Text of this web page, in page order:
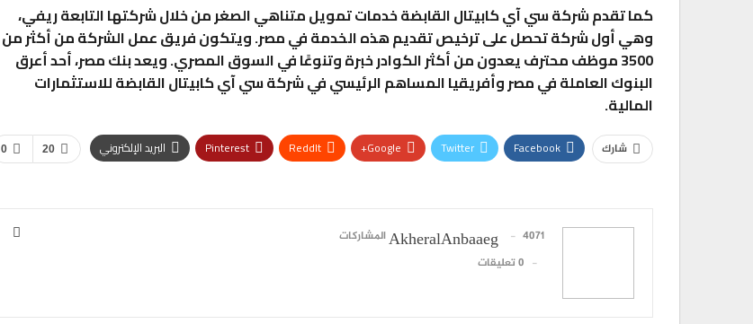
كما تقدم شركة سي آي كابيتال القابضة خدمات تمويل متناهي الصغر من خلال شركتها التابعة ريفي،
وهي أول شركة تحصل على ترخيص تقديم هذه الخدمة في مصر. ويتكون فريق عمل الشركة من أكثر من
3500 موظف محترف يعدون من أكثر الكوادر خبرة وتنوعًا في السوق المصري. ويعد بنك مصر، أحد أعرق
البنوك العاملة في مصر وأفريقيا المساهم الرئيسي في شركة سي آي كابيتال القابضة للاستثمارات
المالية.
0 20 شارك Facebook
Twitter
Google+
ReddIt
Pinterest البريد الإلكتروني
AkheralAnbaaeg
4071 المشاركات
0 تعليقات